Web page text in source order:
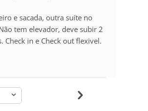
e sacada, outra suíte no
tem elevador, deve subir 2
Check in e Check out flexivel.